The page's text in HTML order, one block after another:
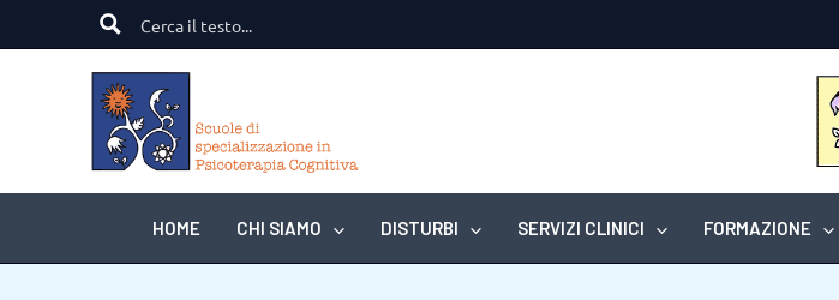
HOME CHI SIAMO DISTURBI SERVIZI CLINICI FORMAZIONE